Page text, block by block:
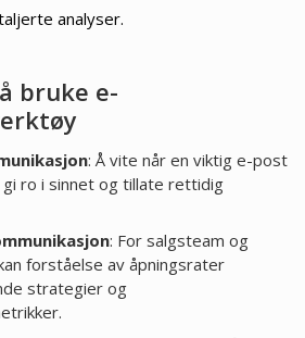
analyser.
bruke e-
: Å vite når en viktig e-post
ro i sinnet og tillate rettidig
: For salgsteam og
forståelse av åpningsrater
strategier og